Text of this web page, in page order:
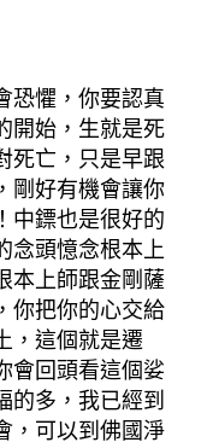
恐懼，你要認真
開始，生就是死
死亡，只是早跟
剛好有機會讓你
中鏢也是很好的
念頭憶念根本上
本上師跟金剛薩
你把你的心交給
，這個就是遷
會回頭看這個娑
的多，我已經到
，可以到佛國淨